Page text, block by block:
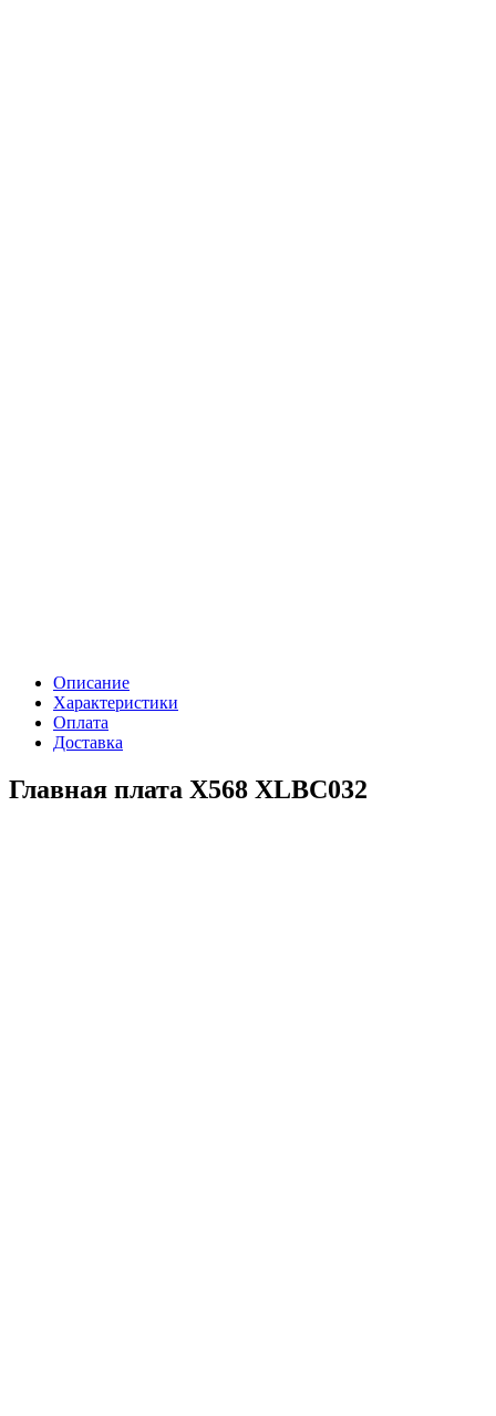
Описание
Характеристики
Оплата
Доставка
Главная плата X568 XLBC032